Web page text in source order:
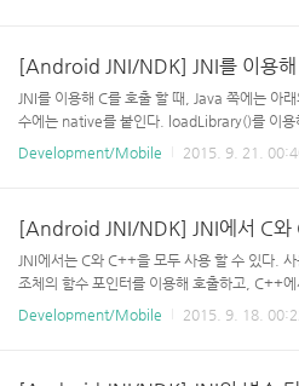
한다. 메소드명과 인자(시그니쳐)를 지정해서
1,2에서 구한 클래스와 메소드를 이용하여 호
소드에 따라 메소..
[Android JNI/NDK] JNI를 이용해
JNI를 이용해 C를 호출 할 때, Java 쪽에는 아
수에는 native를 붙인다. loadLibrary()를 이용
(NDK를 이용해서 빌드될 라이브러리) 그리고
ivity extends Activity { public native int
요 stati..
Development/Mobile 2015. 9. 21.
[Android JNI/NDK] JNI에서 C와
JNI에서는 C와 C++을 모두 사용 할 수 있다.
조체의 함수 포인터를 이용해 호출하고, C++
출한다. 예를 들어 JNI의 FindClass 함수를 호
Development/Mobile 2015. 9. 18.